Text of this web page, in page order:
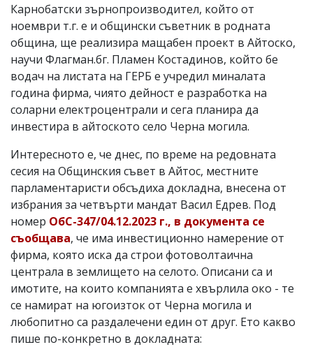
Карнобатски зърнопроизводител, който от
ноември т.г. е и общински съветник в родната
община, ще реализира мащабен проект в Айтоско,
научи Флагман.бг. Пламен Костадинов, който бе
водач на листата на ГЕРБ е учредил миналата
година фирма, чиято дейност е разработка на
соларни електроцентрали и сега планира да
инвестира в айтоското село Черна могила.
Интересното е, че днес, по време на редовната
сесия на Общинския съвет в Айтос, местните
парламентаристи обсъдиха докладна, внесена от
избрания за четвърти мандат Васил Едрев. Под
номер ОбС-347/04.12.2023 г., в документа се
съобщава, че има инвестиционно намерение от
фирма, която иска да строи фотоволтаична
централа в землището на селото. Описани са и
имотите, на които компанията е хвърлила око - те
се намират на югоизток от Черна могила и
любопитно са раздалечени един от друг. Ето какво
пише по-конкретно в докладната: